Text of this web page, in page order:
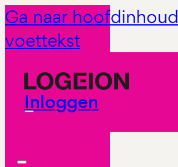
Ga naar hoofdinhoud
voettekst
Inloggen